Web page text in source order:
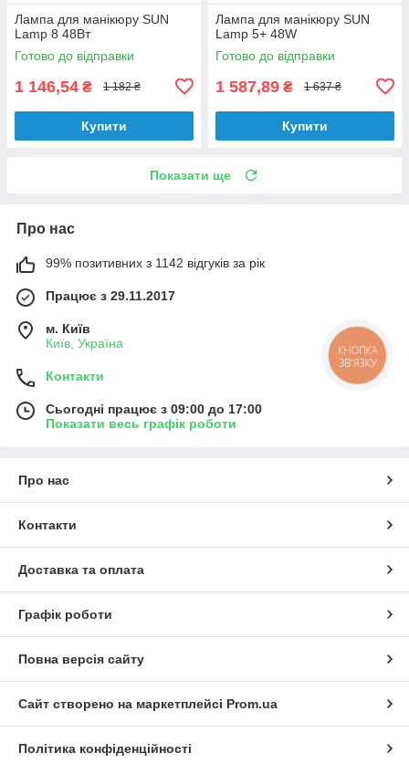
Лампа для манікюру SUN
Lamp 8 48Вт
Готово до відправки
1 146,54 ₴ 1 182 ₴
Купити
Лампа для манікюру SUN
Lamp 5+ 48W
Готово до відправки
1 587,89 ₴ 1 637 ₴
Купити
Показати ще
Про нас
99% позитивних з 1142 відгуків за рік
Працює з 29.11.2017
м. Київ
Київ, Україна
Контакти
Сьогодні працює з 09:00 до 17:00
Показати весь графік роботи
Про нас
Контакти
Доставка та оплата
Графік роботи
Повна версія сайту
Сайт створено на маркетплейсі Prom.ua
Політика конфіденційності
КНОПКА
ЗВ'ЯЗКУ